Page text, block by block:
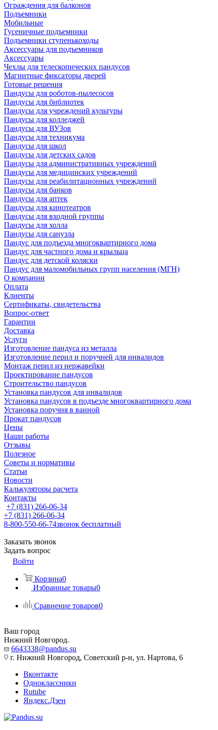
Ограждения для балконов
Подъемники
Мобильные
Гусеничные подъемники
Подъемники ступенькоходы
Аксессуары для подъемников
Аксессуары
Чехлы для телескопических пандусов
Магнитные фиксаторы дверей
Готовые решения
Пандусы для роботов-пылесосов
Пандусы для библиотек
Пандусы для учреждений культуры
Пандусы для колледжей
Пандусы для ВУЗов
Пандусы для техникума
Пандусы для школ
Пандусы для детских садов
Пандусы для административных учреждений
Пандусы для медицинских учреждений
Пандусы для реабилитационных учреждений
Пандусы для банков
Пандусы для аптек
Пандусы для кинотеатров
Пандусы для входной группы
Пандусы для холла
Пандусы для санузла
Пандус для подъезда многоквартирного дома
Пандус для частного дома и крыльца
Пандус для детской коляски
Пандус для маломобильных групп населения (МГН)
О компании
Оплата
Клиенты
Сертификаты, свидетельства
Вопрос-ответ
Гарантии
Доставка
Услуги
Изготовление пандуса из металла
Изготовление перил и поручней для инвалидов
Монтаж перил из нержавейки
Проектирование пандусов
Строительство пандусов
Установка пандусов для инвалидов
Установка пандусов в подъезде многоквартирного дома
Установка поручня в ванной
Прокат пандусов
Цены
Наши работы
Отзывы
Полезное
Советы и нормативы
Статьи
Новости
Калькуляторы расчета
Контакты
+7 (831) 266-06-34
+7 (831) 266-06-34
8-800-550-66-74звонок бесплатный
Заказать звонок
Задать вопрос
Войти
Корзина0
Избранные товары0
Сравнение товаров0
Ваш город
Нижний Новгород
6643338@pandus.su
г. Нижний Новгород, Советский р-н, ул. Нартова, 6
Вконтакте
Одноклассники
Rutube
Яндекс.Дзен